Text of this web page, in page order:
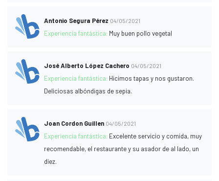
Antonio Segura Pérez 04/05/2021
Experiencia fantástica: Muy buen pollo vegetal
José Alberto López Cachero 04/05/2021
Experiencia fantástica: Hicimos tapas y nos gustaron.
Deliciosas albóndigas de sepia.
Joan Cordon Guillen 04/05/2021
Experiencia fantástica: Excelente servicio y comida, muy
recomendable, el restaurante y su asador de al lado, un
diez.